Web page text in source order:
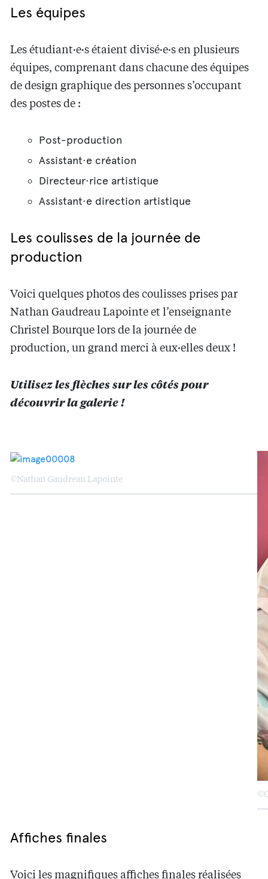
Les équipes
Les étudiant·e·s étaient divisé·e·s en plusieurs
équipes, comprenant dans chacune des équipes
de design graphique des personnes s’occupant
des postes de :
Post-production
Assistant·e création
Directeur·rice artistique
Assistant·e direction artistique
Les coulisses de la journée de
production
Voici quelques photos des coulisses prises par
Nathan Gaudreau Lapointe et l’enseignante
Christel Bourque lors de la journée de
production, un grand merci à eux·elles deux !
Utilisez les flèches sur les côtés pour
découvrir la galerie !
©Nathan Gaudreau Lapointe
Affiches finales
Voici les magnifiques affiches finales réalisées